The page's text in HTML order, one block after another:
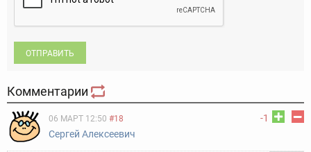
ОТПРАВИТЬ
Комментарии
-1
06 МАРТ 12:50 #18
Сергей Алексеевич